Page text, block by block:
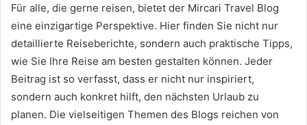
Für alle, die gerne reisen, bietet der Mircari Travel Blog
eine einzigartige Perspektive. Hier finden Sie nicht nur
detaillierte Reiseberichte, sondern auch praktische Tipps,
wie Sie Ihre Reise am besten gestalten können. Jeder
Beitrag ist so verfasst, dass er nicht nur inspiriert,
sondern auch konkret hilft, den nächsten Urlaub zu
planen. Die vielseitigen Themen des Blogs reichen von